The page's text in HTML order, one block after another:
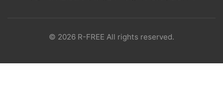
© 2026 R-FREE All rights reserved.